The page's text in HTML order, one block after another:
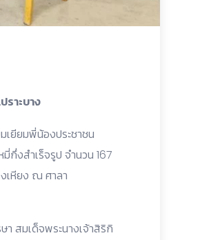
าะบาง
ยียมพี่น้องประชาชน
กึ่งสำเร็จรูป จำนวน 167
เหียง ณ ศาลา
า สมเด็จพระนางเจ้าสิริกิ